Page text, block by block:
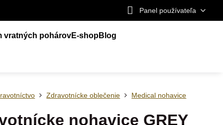
Panel používateľa
vratných pohárovE-shopBlog
Zdravotnícke oblečenie Medical nohavice
nohavice GREY